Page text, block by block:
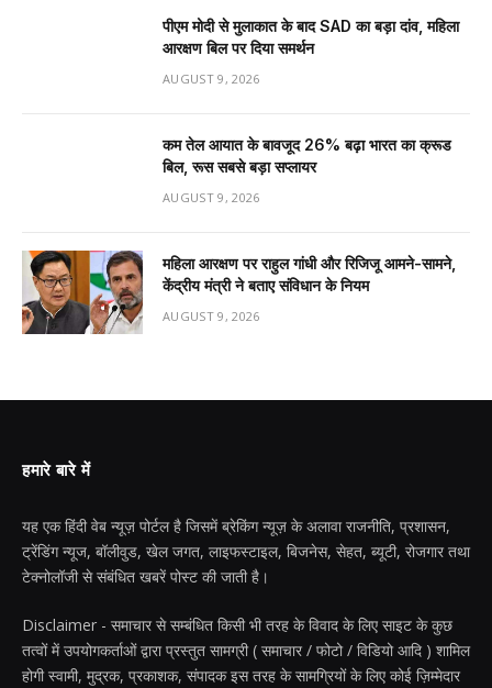
पीएम मोदी से मुलाकात के बाद SAD का बड़ा दांव, महिला
आरक्षण बिल पर दिया समर्थन
AUGUST 9, 2026
कम तेल आयात के बावजूद 26% बढ़ा भारत का क्रूड
बिल, रूस सबसे बड़ा सप्लायर
AUGUST 9, 2026
महिला आरक्षण पर राहुल गांधी और रिजिजू आमने-सामने,
केंद्रीय मंत्री ने बताए संविधान के नियम
AUGUST 9, 2026
हमारे बारे में
यह एक हिंदी वेब न्यूज़ पोर्टल है जिसमें ब्रेकिंग न्यूज़ के अलावा राजनीति, प्रशासन,
ट्रेंडिंग न्यूज, बॉलीवुड, खेल जगत, लाइफस्टाइल, बिजनेस, सेहत, ब्यूटी, रोजगार तथा
टेक्नोलॉजी से संबंधित खबरें पोस्ट की जाती है।
Disclaimer - समाचार से सम्बंधित किसी भी तरह के विवाद के लिए साइट के कुछ
तत्वों में उपयोगकर्ताओं द्वारा प्रस्तुत सामग्री ( समाचार / फोटो / विडियो आदि ) शामिल
होगी स्वामी, मुद्रक, प्रकाशक, संपादक इस तरह के सामग्रियों के लिए कोई ज़िम्मेदार